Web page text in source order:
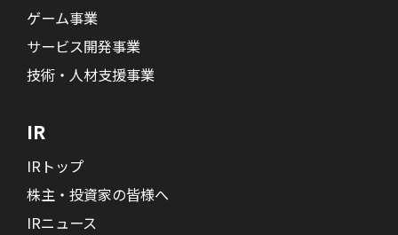
ゲーム事業
サービス開発事業
技術・人材支援事業
IR
IRトップ
株主・投資家の皆様へ
IRニュース